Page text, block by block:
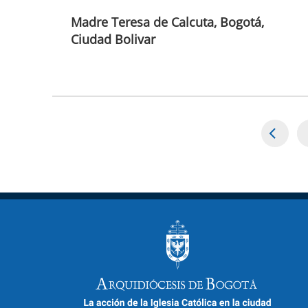
Madre Teresa de Calcuta, Bogotá,
Ciudad Bolivar